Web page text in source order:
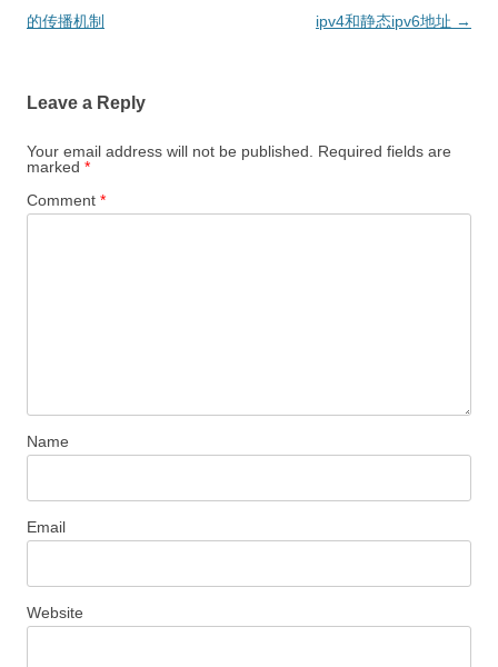
navigation
的传播机制
ipv4和静态ipv6地址 →
Leave a Reply
Your email address will not be published.
Required fields are
marked *
Comment *
Name
Email
Website